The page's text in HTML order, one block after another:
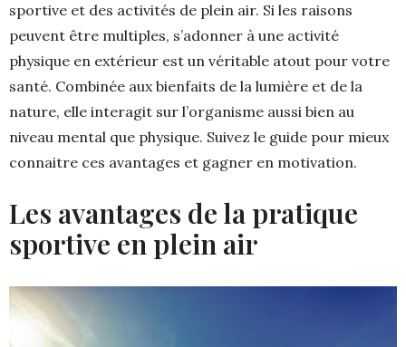
sportive et des activités de plein air. Si les raisons
peuvent être multiples, s’adonner à une activité
physique en extérieur est un véritable atout pour votre
santé. Combinée aux bienfaits de la lumière et de la
nature, elle interagit sur l’organisme aussi bien au
niveau mental que physique. Suivez le guide pour mieux
connaitre ces avantages et gagner en motivation.
Les avantages de la pratique
sportive en plein air